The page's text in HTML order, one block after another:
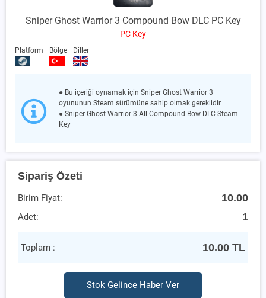
Sniper Ghost Warrior 3 Compound Bow DLC PC Key
PC Key
Platform Bölge Diller
● Bu içeriği oynamak için Sniper Ghost Warrior 3
oyununun Steam sürümüne sahip olmak gereklidir.
● Sniper Ghost Warrior 3 All Compound Bow DLC Steam
Key
Sipariş Özeti
Birim Fiyat: 10.00
Adet: 1
Toplam : 10.00 TL
Stok Gelince Haber Ver